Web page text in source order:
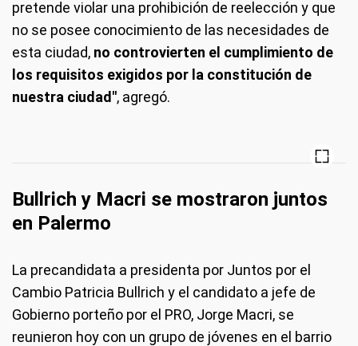
pretende violar una prohibición de reelección y que
no se posee conocimiento de las necesidades de
esta ciudad, no controvierten el cumplimiento de
los requisitos exigidos por la constitución de
nuestra ciudad", agregó.
Bullrich y Macri se mostraron juntos
en Palermo
La precandidata a presidenta por Juntos por el
Cambio Patricia Bullrich y el candidato a jefe de
Gobierno porteño por el PRO, Jorge Macri, se
reunieron hoy con un grupo de jóvenes en el barrio